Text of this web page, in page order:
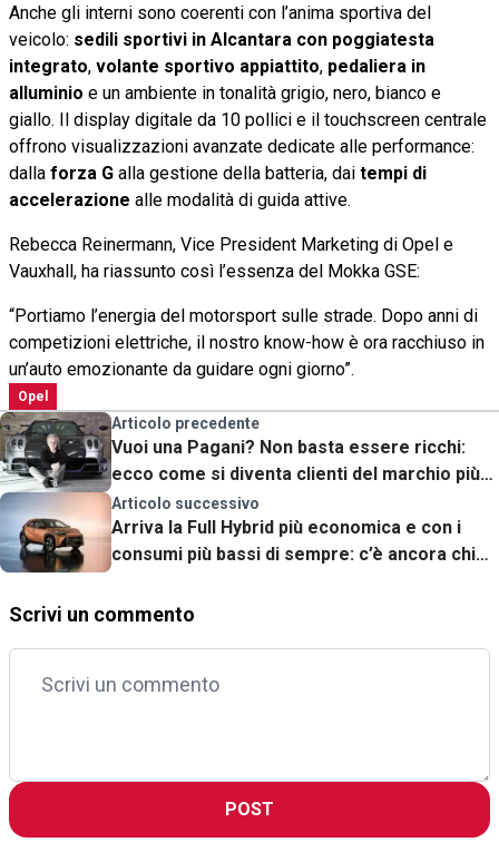
Anche gli interni sono coerenti con l’anima sportiva del
veicolo: sedili sportivi in Alcantara con poggiatesta
integrato, volante sportivo appiattito, pedaliera in
alluminio e un ambiente in tonalità grigio, nero, bianco e
giallo. Il display digitale da 10 pollici e il touchscreen centrale
offrono visualizzazioni avanzate dedicate alle performance:
dalla forza G alla gestione della batteria, dai tempi di
accelerazione alle modalità di guida attive.
Rebecca Reinermann, Vice President Marketing di Opel e
Vauxhall, ha riassunto così l’essenza del Mokka GSE:
“Portiamo l’energia del motorsport sulle strade. Dopo anni di
competizioni elettriche, il nostro know-how è ora racchiuso in
un’auto emozionante da guidare ogni giorno”.
Opel
Articolo precedente
Vuoi una Pagani? Non basta essere ricchi:
ecco come si diventa clienti del marchio più
esclusivo del mondo
Articolo successivo
Arriva la Full Hybrid più economica e con i
consumi più bassi di sempre: c’è ancora chi
Scrivi un commento
POST